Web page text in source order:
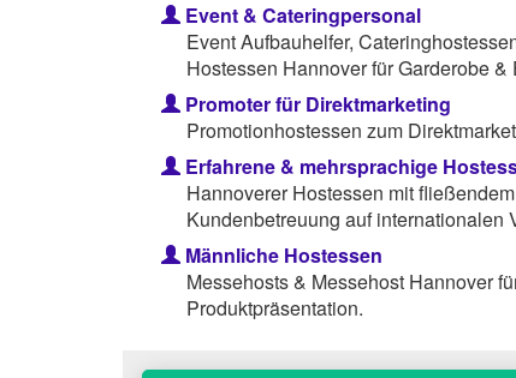
Event & Cateringpersonal
Event Aufbauhelfer,
Hostessen Hannover für Garderobe &
Promoter für Direktmarketing
Promotionhostessen zum
Erfahrene & mehrsprachige
Hannoverer Hostessen mit
Kundenbetreuung auf internationalen
Männliche Hostessen
Messehosts & Messehost Hannover
Produktpräsentation.